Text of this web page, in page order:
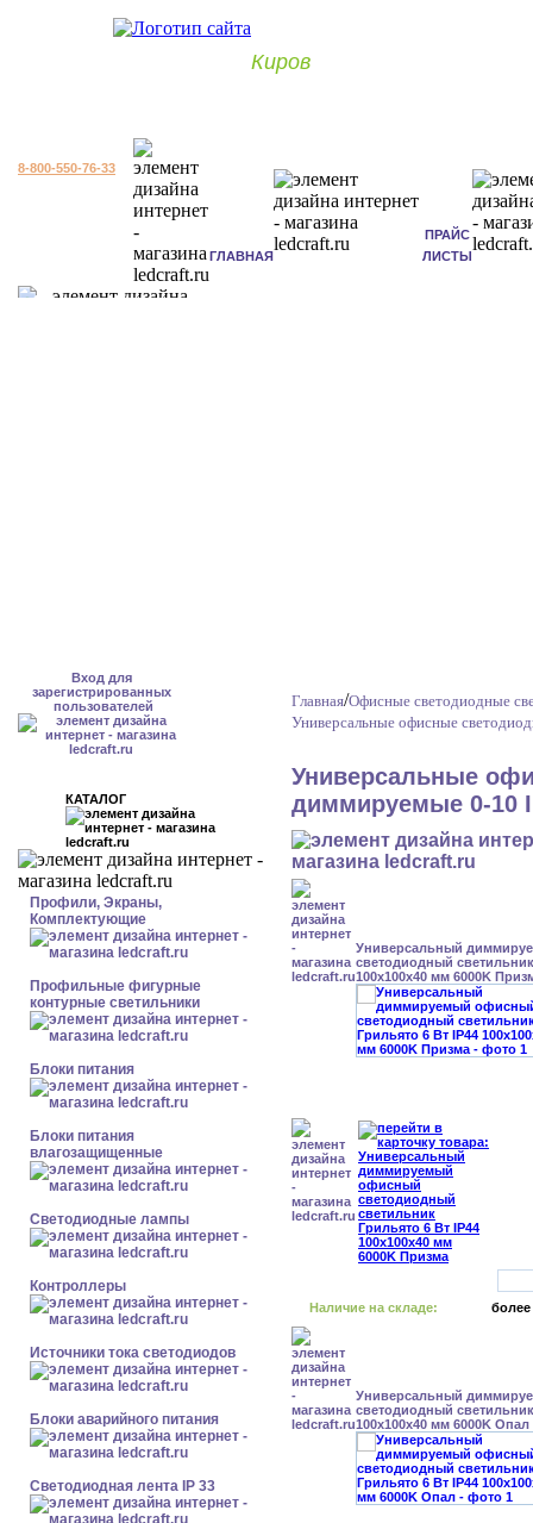
Киров
8-800-550-76-33
ГЛАВНАЯ
ПРАЙС
ЛИСТЫ
Вход для
зарегистрированных
пользователей
КАТАЛОГ
Профили, Экраны,
Комплектующие
Профильные фигурные
контурные светильники
Блоки питания
Блоки питания
влагозащищенные
Светодиодные лампы
Контроллеры
Источники тока светодиодов
Блоки аварийного питания
Светодиодная лента IP 33
Главная/Офисные светодиодные
Универсальные офисные
Универсальные
диммируемые 0-10
Универсальный
светодиодный
100x100x40 мм 6000K
Наличие на складе: более
Универсальный
светодиодный
100x100x40 мм 6000K Опал